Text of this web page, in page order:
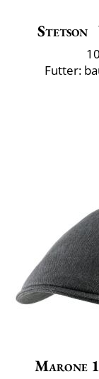
Stetson
Futter:
Marone